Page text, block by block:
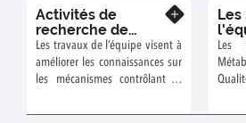
Activités de
recherche de
l'équipe
Métabolisme des
Oiseaux, Qualité et
Les travaux de l’équipe visent à
améliorer les connaissances sur
les mécanismes contrôlant la
pour maîtriser le
Les